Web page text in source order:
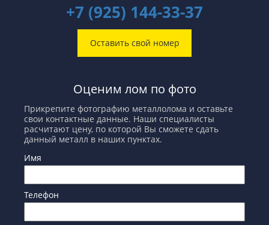
+7 (925) 144-33-37
Оставить свой номер
Оценим лом по фото
Прикрепите фотографию металлолома и оставьте
свои контактные данные. Наши специалисты
расчитают цену, по которой Вы сможете сдать
данный металл в наших пунктах.
Имя
Телефон